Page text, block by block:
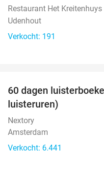
Restaurant Het Kreitenhuys
Udenhout
Verkocht: 191
60 dagen
luisteruren)
Nextory
Amsterdam
Verkocht: 6.441